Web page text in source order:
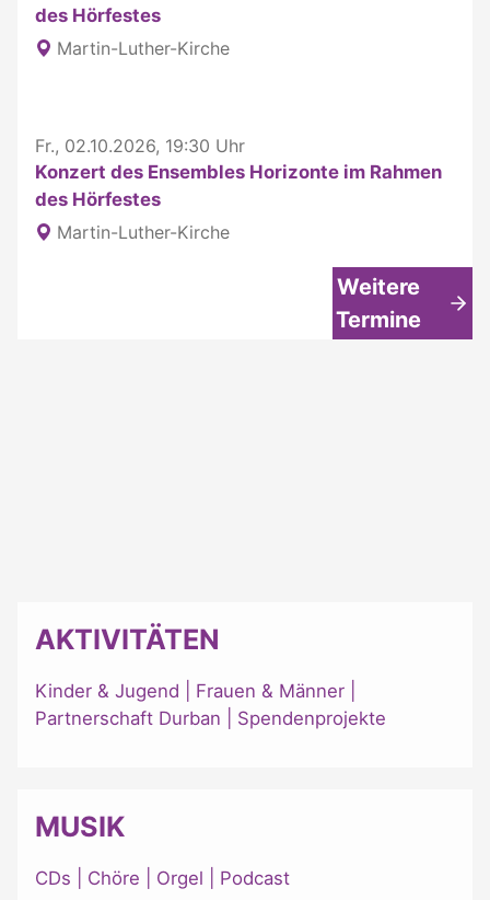
des Hörfestes
Martin-Luther-Kirche
Fr., 02.10.2026, 19:30 Uhr
Konzert des Ensembles Horizonte im Rahmen
des Hörfestes
Martin-Luther-Kirche
Weitere
Termine
AKTIVITÄTEN
Kinder & Jugend Frauen & Männer
Partnerschaft Durban
Spendenprojekte
MUSIK
CDs Chöre Orgel Podcast